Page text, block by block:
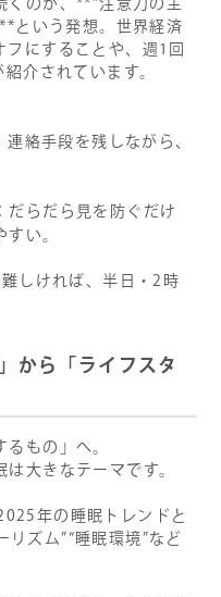
くのが、**“注意力の主
という発想。世界経済
にすることや、週1回
介されています。
連絡手段を残しながら、
：だらだら見を防ぐだけ
い。
難しければ、半日・2時
から「ライフスタ
もの」へ。
大きなテーマです。
年の睡眠トレンドと
リズム”“睡眠環境”など